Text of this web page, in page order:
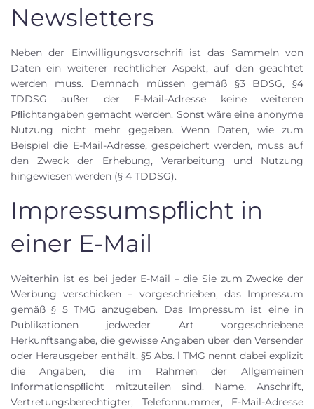
Newsletters
Neben der Einwilligungsvorschriﬁ ist das Sammeln von
Daten ein weiterer rechtlicher Aspekt, auf den geachtet
werden muss. Demnach müssen gemäß §3 BDSG, §4
TDDSG außer der E-Mail-Adresse keine weiteren
Pﬂichtangaben gemacht werden. Sonst wäre eine anonyme
Nutzung nicht mehr gegeben. Wenn Daten, wie zum
Beispiel die E-Mail-Adresse, gespeichert werden, muss auf
den Zweck der Erhebung, Verarbeitung und Nutzung
hingewiesen werden (§ 4 TDDSG).
Impressumspﬂicht in
einer E-Mail
Weiterhin ist es bei jeder E-Mail – die Sie zum Zwecke der
Werbung verschicken – vorgeschrieben, das Impressum
gemäß § 5 TMG anzugeben. Das Impressum ist eine in
Publikationen jedweder Art vorgeschriebene
Herkunftsangabe, die gewisse Angaben über den Versender
oder Herausgeber enthält. §5 Abs. l TMG nennt dabei explizit
die Angaben, die im Rahmen der Allgemeinen
Informationspﬂicht mitzuteilen sind. Name, Anschrift,
Vertretungsberechtigter, Telefonnummer, E-Mail-Adresse